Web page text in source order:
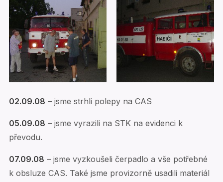
02.09.08 – jsme strhli polepy na CAS
05.09.08 – jsme vyrazili na STK na evidenci k
převodu.
07.09.08 – jsme vyzkoušeli čerpadlo a vše potřebné
k obsluze CAS. Také jsme provizorně usadili materiál